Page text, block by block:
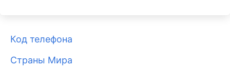
Код телефона
Страны Мира